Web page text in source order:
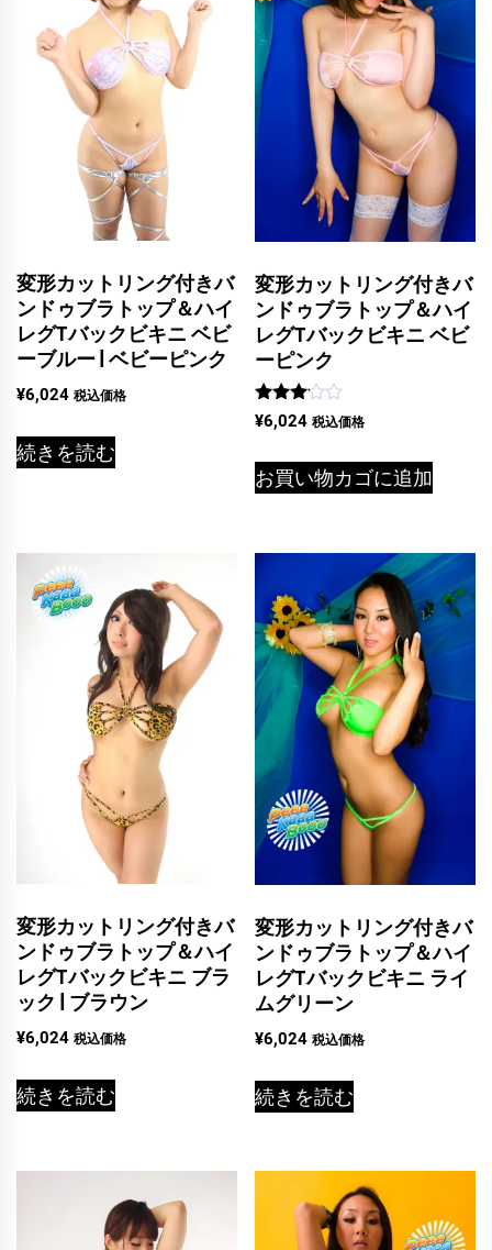
変形カットリング付きバ
ンドゥブラトップ＆ハイ
レグTバックビキニ ベビ
ーブルー | ベビーピンク
¥6,024 税込価格
続きを読む
変形カットリング付きバ
ンドゥブラトップ＆ハイ
レグTバックビキニ ベビ
ーピンク
5段階
の評価
¥6,024 税込価格
お買い物カゴに追加
変形カットリング付きバ
ンドゥブラトップ＆ハイ
レグTバックビキニ ブラ
ック | ブラウン
¥6,024 税込価格
続きを読む
変形カットリング付きバ
ンドゥブラトップ＆ハイ
レグTバックビキニ ライ
ムグリーン
¥6,024 税込価格
続きを読む